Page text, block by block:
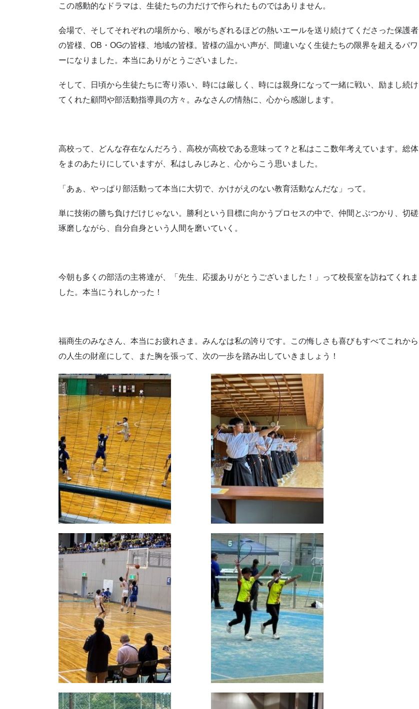
この感動的なドラマは、生徒たちの力だけで作られたものではありません。
会場で、そしてそれぞれの場所から、喉がちぎれるほどの熱いエールを送り続けてくださった保護者
の皆様、OB・OGの皆様、地域の皆様。皆様の温かい声が、間違いなく生徒たちの限界を超えるパワ
ーになりました。本当にありがとうございました。
そして、日頃から生徒たちに寄り添い、時には厳しく、時には親身になって一緒に戦い、励まし続け
てくれた顧問や部活動指導員の方々。みなさんの情熱に、心から感謝します。
高校って、どんな存在なんだろう、高校が高校である意味って？と私はここ数年考えています。総体
をまのあたりにしていますが、私はしみじみと、心からこう思いました。
「あぁ、やっぱり部活動って本当に大切で、かけがえのない教育活動なんだな」って。
単に技術の勝ち負けだけじゃない。勝利という目標に向かうプロセスの中で、仲間とぶつかり、切磋
琢磨しながら、自分自身という人間を磨いていく。
今朝も多くの部活の主将達が、「先生、応援ありがとうございました！」って校長室を訪ねてくれま
した。本当にうれしかった！
福商生のみなさん、本当にお疲れさま。みんなは私の誇りです。この悔しさも喜びもすべてこれから
の人生の財産にして、また胸を張って、次の一歩を踏み出していきましょう！